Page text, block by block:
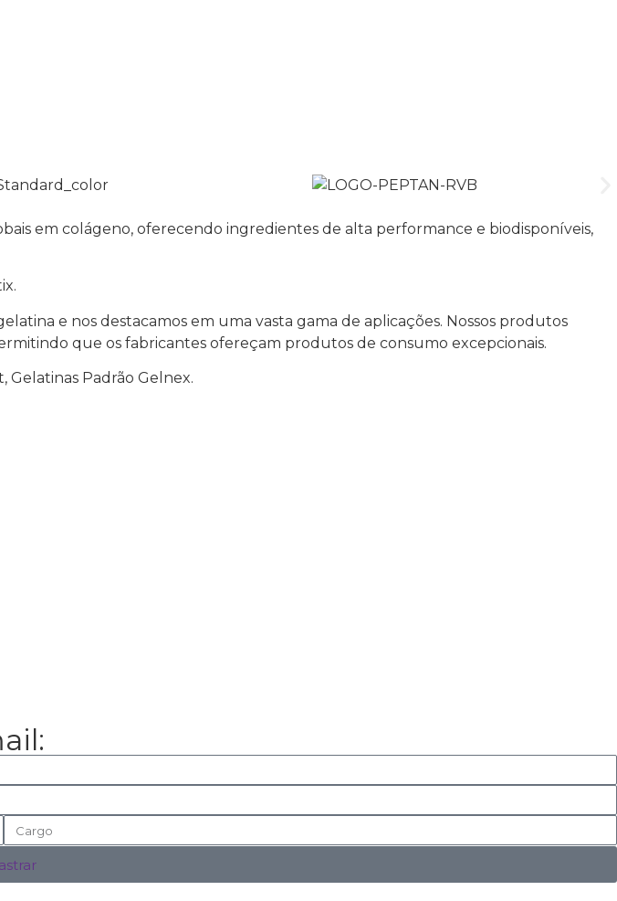
em colágeno, oferecendo ingredientes de alta performance e biodisponíveis,
e nos destacamos em uma vasta gama de aplicações. Nossos produtos
que os fabricantes ofereçam produtos de consumo excepcionais.
Gelatinas Padrão Gelnex.